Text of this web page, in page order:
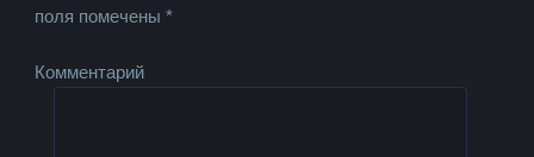
поля помечены*
Комментарий